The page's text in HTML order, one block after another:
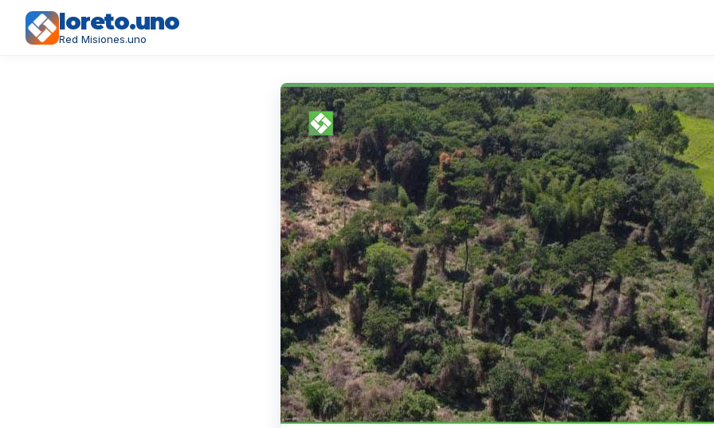
loreto.uno
Red Misiones.uno